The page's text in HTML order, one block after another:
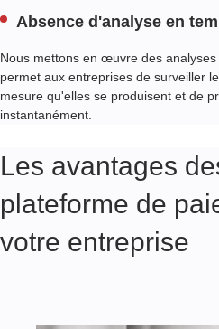
P
A
T
E
F
R
M
S
D
E
Absence d'analyse en
Nous mettons en œuvre des
permet aux entreprises de surveiller
mesure qu'elles se produisent et de
instantanément.
Les avantages
plateforme de
votre entreprise